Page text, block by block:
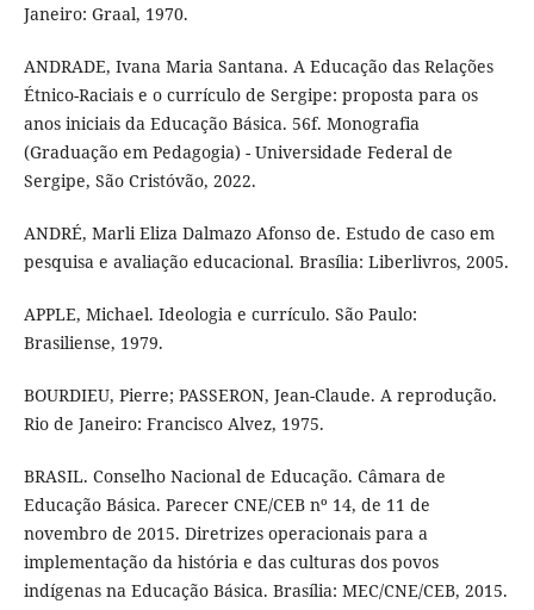
Janeiro: Graal, 1970.
ANDRADE, Ivana Maria Santana. A Educação das Relações
Étnico-Raciais e o currículo de Sergipe: proposta para os
anos iniciais da Educação Básica. 56f. Monografia
(Graduação em Pedagogia) - Universidade Federal de
Sergipe, São Cristóvão, 2022.
ANDRÉ, Marli Eliza Dalmazo Afonso de. Estudo de caso em
pesquisa e avaliação educacional. Brasília: Liberlivros, 2005.
APPLE, Michael. Ideologia e currículo. São Paulo:
Brasiliense, 1979.
BOURDIEU, Pierre; PASSERON, Jean-Claude. A reprodução.
Rio de Janeiro: Francisco Alvez, 1975.
BRASIL. Conselho Nacional de Educação. Câmara de
Educação Básica. Parecer CNE/CEB nº 14, de 11 de
novembro de 2015. Diretrizes operacionais para a
implementação da história e das culturas dos povos
indígenas na Educação Básica. Brasília: MEC/CNE/CEB, 2015.